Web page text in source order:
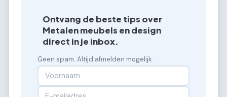
Ontvang de beste tips over
Metalen meubels en design
direct in je inbox.
Geen spam. Altijd afmelden mogelijk.